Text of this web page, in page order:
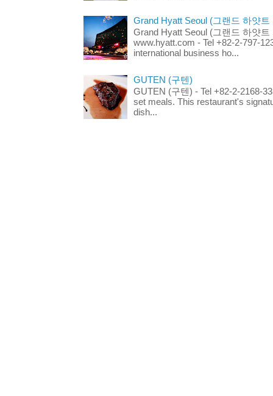
Grand Hyatt Seoul (그랜드 하얏트
Grand Hyatt Seoul (그랜드 하얏트
www.hyatt.com - Tel +82-2-797-
international business ho...
GUTEN (구텐)
GUTEN (구텐) - Tel +82-2-2168-
set meals. This restaurant's
dish...